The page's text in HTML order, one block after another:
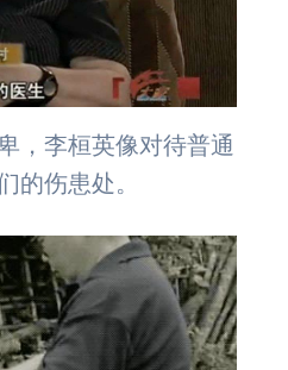
，李桓英像对待普通
的伤患处。